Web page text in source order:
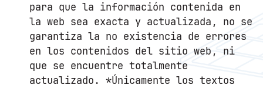
para que la información contenida en
la web sea exacta y actualizada, no se
garantiza la no existencia de errores
en los contenidos del sitio web, ni
que se encuentre totalmente
actualizado. *Únicamente los textos